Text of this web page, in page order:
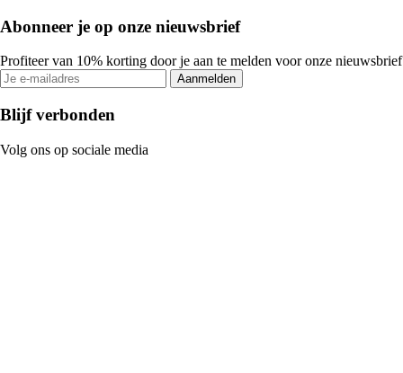
Abonneer je op onze nieuwsbrief
Profiteer van 10% korting door je aan te melden voor onze nieuwsbrief
Aanmelden
Blijf verbonden
Volg ons op sociale media